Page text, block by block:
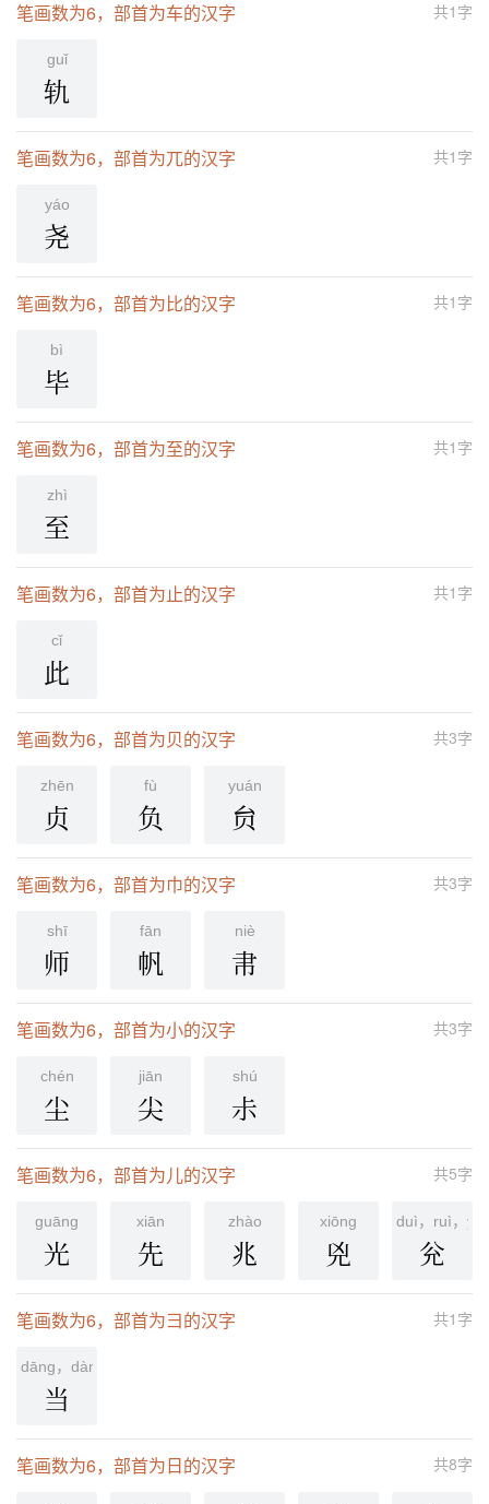
共1字
笔画数为6，部首为车的汉字
ɡuǐ
轨
共1字
笔画数为6，部首为兀的汉字
yáo
尧
共1字
笔画数为6，部首为比的汉字
bì
毕
共1字
笔画数为6，部首为至的汉字
zhì
至
共1字
笔画数为6，部首为止的汉字
cǐ
此
共3字
笔画数为6，部首为贝的汉字
zhēn
贞
fù
负
yuán
贠
共3字
笔画数为6，部首为巾的汉字
shī
师
fān
帆
niè
帇
共3字
笔画数为6，部首为小的汉字
chén
尘
jiān
尖
shú
尗
共5字
笔画数为6，部首为儿的汉字
ɡuānɡ
光
xiān
先
zhào
兆
xiōnɡ
兇
duì，ruì，
兊
共1字
笔画数为6，部首为彐的汉字
dāng，dàng
当
共8字
笔画数为6，部首为日的汉字